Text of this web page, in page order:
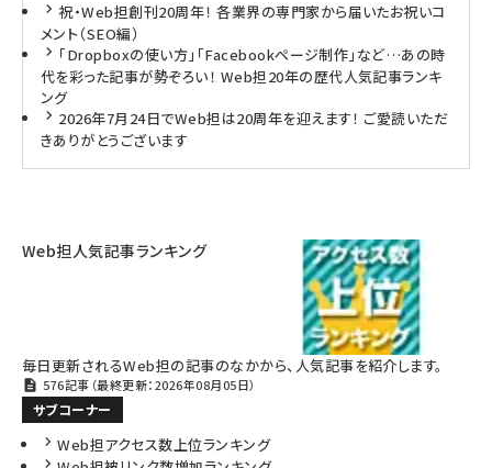
祝・Web担創刊20周年！ 各業界の専門家から届いたお祝いコ
メント（SEO編）
「Dropboxの使い方」「Facebookページ制作」など…あの時
代を彩った記事が勢ぞろい！ Web担20年の歴代人気記事ランキ
ング
2026年7月24日でWeb担は20周年を迎えます！ ご愛読いただ
きありがとうございます
Web担人気記事ランキング
毎日更新されるWeb担の記事のなかから、人気記事を紹介します。
576記事（最終更新：2026年08月05日）
サブコーナー
Web担アクセス数上位ランキング